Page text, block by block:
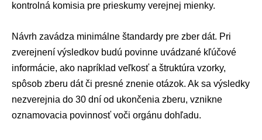
kontrolná komisia pre prieskumy verejnej mienky.
Návrh zavádza minimálne štandardy pre zber dát. Pri
zverejnení výsledkov budú povinne uvádzané kľúčové
informácie, ako napríklad veľkosť a štruktúra vzorky,
spôsob zberu dát či presné znenie otázok. Ak sa výsledky
nezverejnia do 30 dní od ukončenia zberu, vznikne
oznamovacia povinnosť voči orgánu dohľadu.